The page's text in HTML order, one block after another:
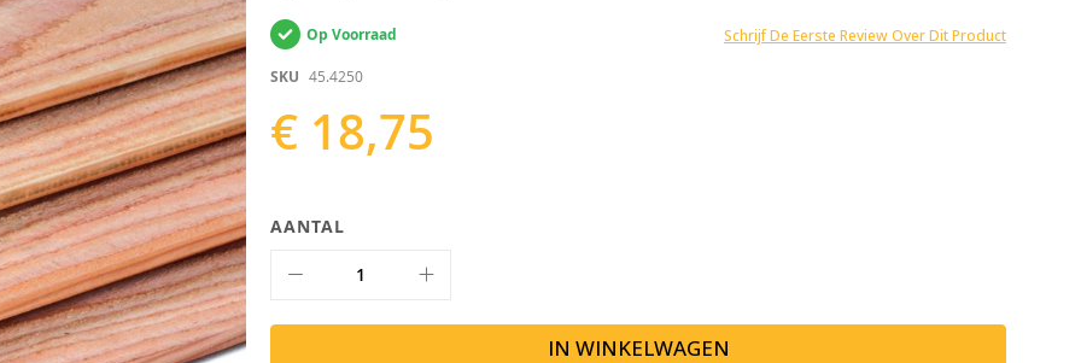
Schrijf De Eerste Review Over Dit Product
Op Voorraad
SKU 45.4250
€ 18,75
AANTAL
IN WINKELWAGEN